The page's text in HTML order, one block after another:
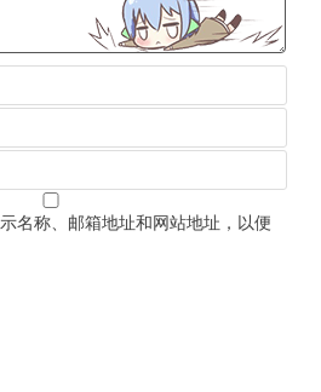
名称、邮箱地址和网站地址，以便